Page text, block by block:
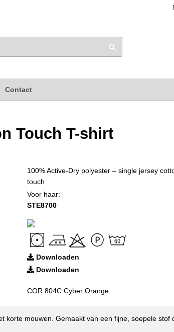
Contact
Touch T-shirt
100% Active-Dry polyester – single jersey
touch
Voor haar:
STE8700
Downloaden
Downloaden
COR 804C Cyber Orange
korte mouwen. Gemaakt van een fijne, soepele stof